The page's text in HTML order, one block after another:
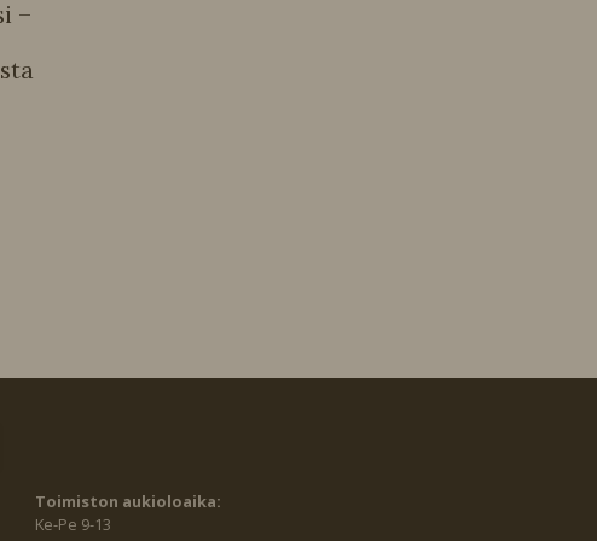
–
Toimiston aukioloaika:
Ke-Pe 9-13